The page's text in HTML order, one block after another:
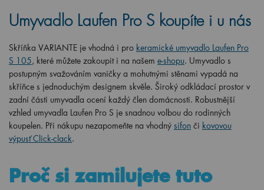
Umyvadlo Laufen Pro S koupíte i u nás
Skříňka VARIANTE je vhodná i pro keramické umyvadlo Laufen Pro
S 105, které můžete zakoupit i na našem e-shopu. Umyvadlo s
postupným svažováním vaničky a mohutnými stěnami vypadá na
skříňce s jednoduchým designem skvěle. Široký odkládací prostor v
zadní části umyvadla ocení každý člen domácnosti. Robustnější
vzhled umyvadla Laufen Pro S je snadnou volbou do rodinných
koupelen. Při nákupu nezapomeňte na vhodný sifon či kovovou
výpusť Click-clack.
Proč si zamilujete tuto